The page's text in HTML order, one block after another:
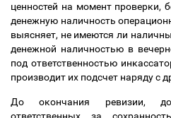
ценностей на момент проверки,
денежную наличность
выясняет, не имеются ли
денежной наличностью в
под ответственностью
производит их подсчет наряду с
До окончания ревизии,